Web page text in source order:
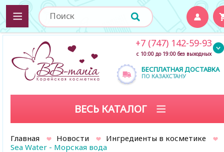
БЕСПЛАТНАЯ ДОСТАВКА
ПО КАЗАХСТАНУ
+7 (747) 142-59-93
с 10:00 до 19:00 без выходных
ВЕСЬ КАТАЛОГ
Главная Новости
Ингредиенты в косметике
Sea Water - Морская вода